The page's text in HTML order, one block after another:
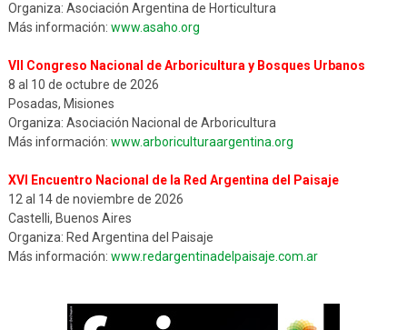
Organiza: Asociación Argentina de Horticultura
Más información: www.asaho.org
VII Congreso Nacional de Arboricultura y Bosques Urbanos
8 al 10 de octubre de 2026
Posadas, Misiones
Organiza: Asociación Nacional de Arboricultura
Más información: www.arboriculturaargentina.org
XVI Encuentro Nacional de la Red Argentina del Paisaje
12 al 14 de noviembre de 2026
Castelli, Buenos Aires
Organiza: Red Argentina del Paisaje
Más información: www.redargentinadelpaisaje.com.ar